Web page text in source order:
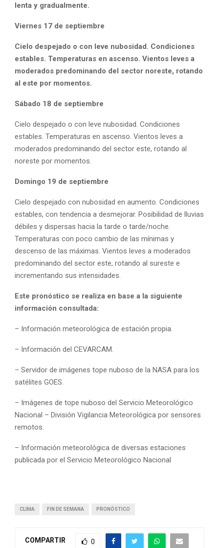
lenta y gradualmente.
Viernes 17 de septiembre
Cielo despejado o con leve nubosidad. Condiciones
estables. Temperaturas en ascenso. Vientos leves a
moderados predominando del sector noreste, rotando
al este por momentos.
Sábado 18 de septiembre
Cielo despejado o con leve nubosidad. Condiciones
estables. Temperaturas en ascenso. Vientos leves a
moderados predominando del sector este, rotando al
noreste por momentos.
Domingo 19 de septiembre
Cielo despejado con nubosidad en aumento. Condiciones
estables, con tendencia a desmejorar. Posibilidad de lluvias
débiles y dispersas hacia la tarde o tarde/noche.
Temperaturas con poco cambio de las mínimas y
descenso de las máximas. Vientos leves a moderados
predominando del sector este, rotando al sureste e
incrementando sus intensidades.
Este pronóstico se realiza en base a la siguiente
información consultada:
– Información meteorológica de estación propia.
– Información del CEVARCAM.
– Servidor de imágenes tope nuboso de la NASA para los
satélites GOES.
– Imágenes de tope nuboso del Servicio Meteorológico
Nacional – División Vigilancia Meteorológica por sensores
remotos.
– Información meteorológica de diversas estaciones
publicada por el Servicio Meteorológico Nacional
CLIMA FIN DE SEMANA PRONÓSTICO
COMPARTIR 0